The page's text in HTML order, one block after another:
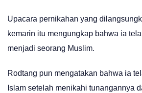
Upacara pernikahan yang
kemarin itu mengungkap bahwa ia
menjadi seorang Muslim.
Rodtang pun mengatakan bahwa ia
Islam setelah menikahi tunangannya